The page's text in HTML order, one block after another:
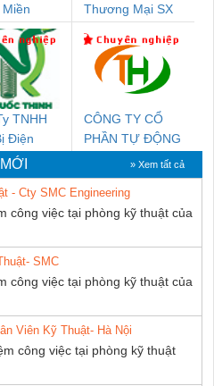
Thương Mại SX
TNHH
Điện
Thịnh
CÔNG TY CỔ
PHẦN TỰ ĐỘNG
TIẾN HƯNG» Xem tất cả
- Cty SMC Engineering
công việc tại phòng kỹ thuật của
SMC
công việc tại phòng kỹ thuật của
Viên Kỹ Thuật- Hà Nội
công việc tại phòng kỹ thuật